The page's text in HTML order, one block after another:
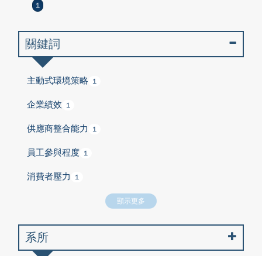
1
關鍵詞
主動式環境策略 1
企業績效 1
供應商整合能力 1
員工參與程度 1
消費者壓力 1
顯示更多
系所